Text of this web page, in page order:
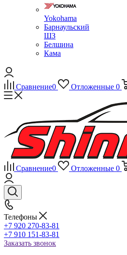
Yokohama
Барнаульский
ШЗ
Белшина
Кама
Сравнение0 Отложенные 0
Сравнение0 Отложенные 0
Телефоны
+7 920 270-83-81
+7 910 151-83-81
Заказать звонок